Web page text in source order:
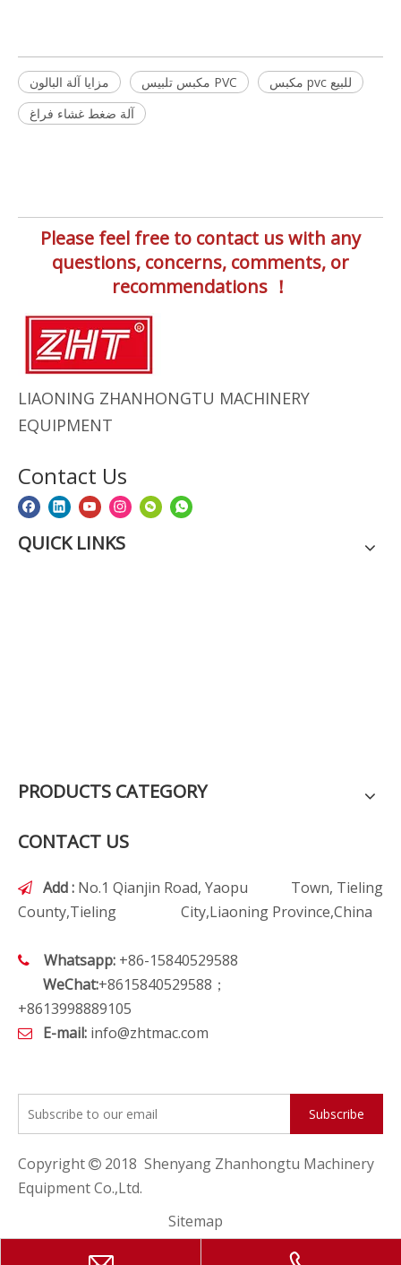
مزايا آلة البالون مكبس تلبيس PVC
مكبس pvc للبيع
آلة ضغط غشاء فراغ
Please feel free to contact us with any
questions, concerns, comments, or
recommendations ！
LIAONING ZHANHONGTU MACHINERY
EQUIPMENT
Contact Us
QUICK LINKS
PRODUCTS CATEGORY
CONTACT US
 Add : No.1 Qianjin Road, Yaopu Town, Tieling
County,Tieling City,Liaoning Province,China
 Whatsapp: +86-15840529588
WeChat:+8615840529588；
+8613998889105
 E-mail: info@zhtmac.com
Subscribe
Copyright  2018 Shenyang Zhanhongtu Machinery
Equipment Co.,Ltd.
Sitemap